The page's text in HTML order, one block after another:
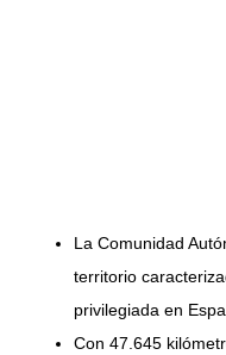
La Comunidad
territorio
privilegiada en
Con 47.645